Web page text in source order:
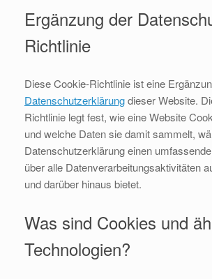
Ergänzung der
Richtlinie
Diese Cookie-Richtlinie ist eine
Datenschutzerklärungdieser Website.
Richtlinie legt fest, wie eine Website
und welche Daten sie damit sammelt,
Datenschutzerklärung einen
über alle Datenverarbeitungsaktivitäten
und darüber hinaus bietet.
Was sind Cookies und
Technologien?